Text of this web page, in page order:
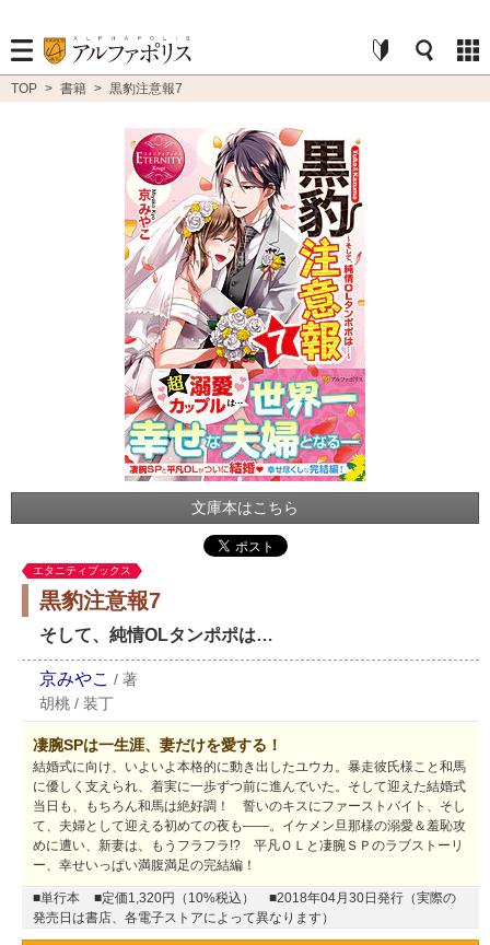
TOP > 書籍 > 黒豹注意報7
文庫本はこちら
エタニティブックス
黒豹注意報7
そして、純情OLタンポポは…
京みやこ / 著
胡桃 / 装丁
凄腕SPは一生涯、妻だけを愛する！
結婚式に向け、いよいよ本格的に動き出したユウカ。暴走彼氏様こと和馬
に優しく支えられ、着実に一歩ずつ前に進んでいた。そして迎えた結婚式
当日も、もちろん和馬は絶好調！ 誓いのキスにファーストバイト、そし
て、夫婦として迎える初めての夜も――。イケメン旦那様の溺愛＆羞恥攻
めに遭い、新妻は、もうフラフラ!? 平凡ＯＬと凄腕ＳＰのラブストーリ
ー、幸せいっぱい満腹満足の完結編！
■単行本 ■定価1,320円（10%税込）
■2018年04月30日発行（実際の
発売日は書店、各電子ストアによって異なります）